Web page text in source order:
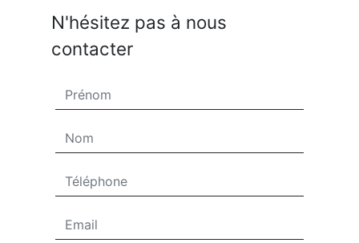
N'hésitez pas à nous
contacter